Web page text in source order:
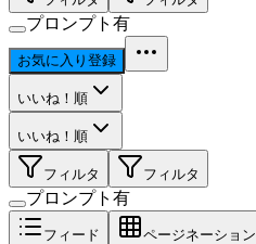
プロンプト有
お気に入り登録
いいね！順
いいね！順
フィルタ フィルタ
プロンプト有
フィード ページネーション